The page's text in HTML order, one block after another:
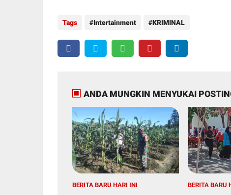
Tags Intertainment KRIMINAL
ANDA MUNGKIN MENYUKAI
BERITA BARU HARI INI BERITA BARU